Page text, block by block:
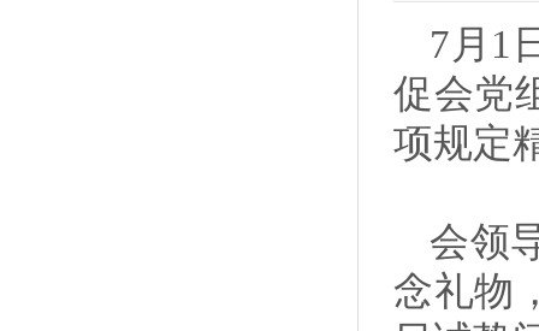
7月1
促会党
项规定
会领
念礼物